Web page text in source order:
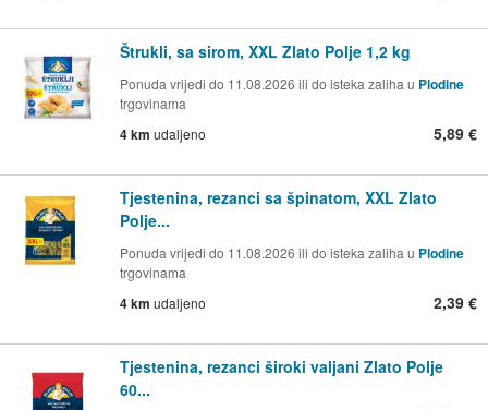
Štrukli, sa sirom, XXL Zlato Polje 1,2 kg
Ponuda vrijedi do 11.08.2026 ili do isteka zaliha u Plodine
trgovinama
4 km udaljeno 5,89 €
Tjestenina, rezanci sa špinatom, XXL Zlato
Polje...
Ponuda vrijedi do 11.08.2026 ili do isteka zaliha u Plodine
trgovinama
4 km udaljeno 2,39 €
Tjestenina, rezanci široki valjani Zlato Polje
60...